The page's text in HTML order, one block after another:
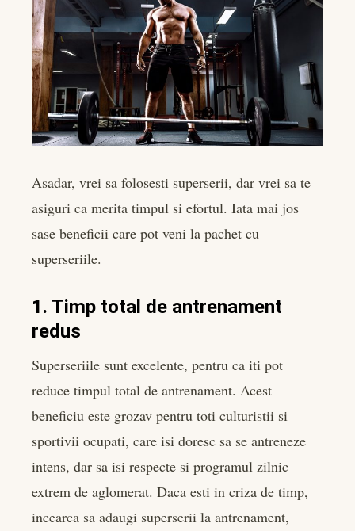
Asadar, vrei sa folosesti superserii, dar vrei sa te
asiguri ca merita timpul si efortul. Iata mai jos
sase beneficii care pot veni la pachet cu
superseriile.
1. Timp total de antrenament
redus
Superseriile sunt excelente, pentru ca iti pot
reduce timpul total de antrenament. Acest
beneficiu este grozav pentru toti culturistii si
sportivii ocupati, care isi doresc sa se antreneze
intens, dar sa isi respecte si programul zilnic
extrem de aglomerat. Daca esti in criza de timp,
incearca sa adaugi superserii la antrenament,